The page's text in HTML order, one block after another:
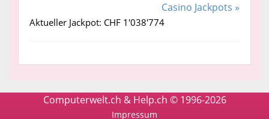
Casino Jackpots »
Aktueller Jackpot: CHF 1'038'774
Computerwelt.ch & Help.ch © 1996-2026
Impressum